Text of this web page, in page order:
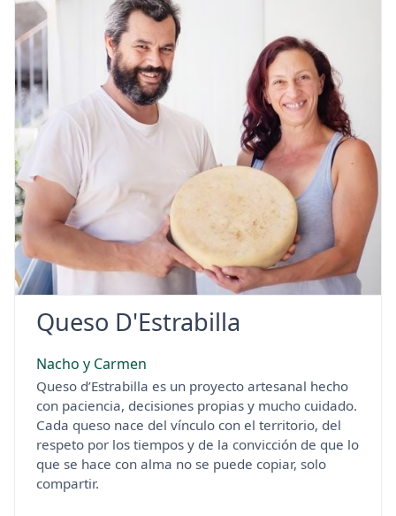
Queso D'Estrabilla
Nacho y Carmen
Queso d’Estrabilla es un proyecto artesanal hecho
con paciencia, decisiones propias y mucho cuidado.
Cada queso nace del vínculo con el territorio, del
respeto por los tiempos y de la convicción de que lo
que se hace con alma no se puede copiar, solo
compartir.